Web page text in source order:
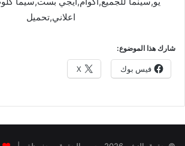
اعلاني,تحميل
شارك هذا الموضوع:
فيس بوك X